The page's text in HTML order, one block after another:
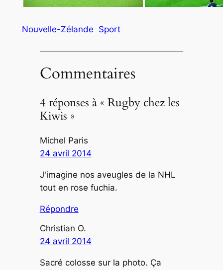
Nouvelle-Zélande Sport
Commentaires
4 réponses à « Rugby chez les
Kiwis »
Michel Paris
24 avril 2014
J'imagine nos aveugles de la NHL
tout en rose fuchia.
Répondre
Christian O.
24 avril 2014
Sacré colosse sur la photo. Ça